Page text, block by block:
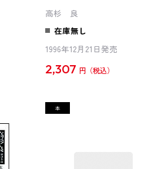
高杉 良
在庫無し
1996年12月21日発売
2,307 円